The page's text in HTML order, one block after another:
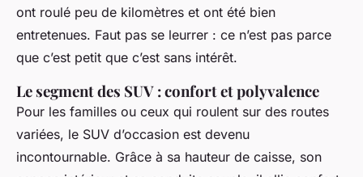
ont roulé peu de kilomètres et ont été bien
entretenues. Faut pas se leurrer : ce n’est pas parce
que c’est petit que c’est sans intérêt.
Le segment des SUV : confort et polyvalence
Pour les familles ou ceux qui roulent sur des routes
variées, le SUV d’occasion est devenu
incontournable. Grâce à sa hauteur de caisse, son